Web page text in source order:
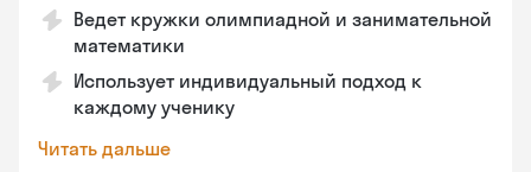
Ведет кружки олимпиадной и занимательной
математики
Использует индивидуальный подход к
каждому ученику
Читать дальше